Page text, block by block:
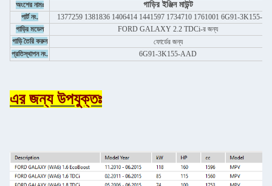
অংশের নামঃ গাড়ির ইঞ্জিন মাউন্ট
পার্ট নং.
1377259 1381836 1406414 1441597 1734710 1761001 6G91-3K155-
গাড়ির মডেল
FORD GALAXY 2.2 TDCi-র জন্য
গাড়ি তৈরি করুন
ফোর্ডের জন্য
প্রতিস্থাপন নং.
6G91-3K155-AAD
এর জন্য উপযুক্তঃ